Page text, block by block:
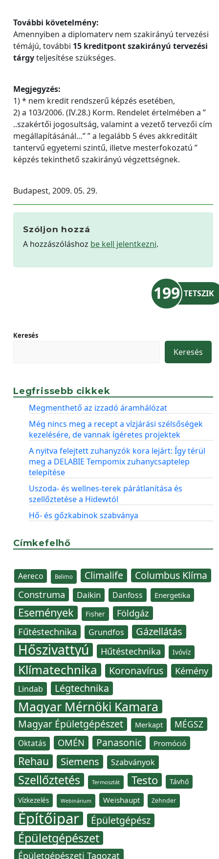
További követelmény:
Amennyiben a diplomaterv nem szakirányú tervezési
témájú, további 15 kreditpont szakirányú tervezési
tárgyteljesítése szükséges.
Megjegyzés:
1) * nem kredit rendszerű képzés esetében,
2) a 103/2006. (IV.28.) Korm. Rendelet értelmében a ”
..szakértői jogosultság, valamint a vezető tervezői cím
megállapításánál…” ” a legalább 5 éves akkreditált
tantervű egyetemi szintű, illetve mesterfokozatú ”
képzés tekinthető szakirányú végzettségnek.
Budapest, 2009. 05. 29.
Szóljon hozzá
A hozzászóláshoz be kell jelentkezni.
199 TETSZIK
Keresés
Keresés
Legfrissebb cikkek
Megmenthető az izzadó áramhálózat
Még nincs meg a recept a vízjárási szélsőségek
kezelésére, de vannak ígéretes projektek
A nyitva felejtett zuhanyzók kora lejárt: Így térül
meg a DELABIE Tempomix zuhanycsaptelep
telepítése
Uszoda- és wellnes-terek párátlanítása és
szellőztetése a Hidewtól
Hő- és gőzkabinok szabványa
Címkefelhő
Aereco Belimo Climalife Columbus Klíma
Construma Daikin Danfoss Energetika
Események Fisher Földgáz
Fűtéstechnika Grundfos Gázellátás
Hőszivattyú Hűtéstechnika Ivóvíz
Klímatechnika Koronavírus Kémény
Lindab Légtechnika
Magyar Mérnöki Kamara
Magyar Épületgépészet Merkapt MÉGSZ
Oktatás OMÉN Panasonic Promóció
Rehau Siemens Szabványok
Szellőztetés Termosztát Testo Távhő
Vízkezelés Webinárium Weishaupt Zehnder
Építőipar Épületgépész
Épületgépészet
Épületgépészeti Tagozat